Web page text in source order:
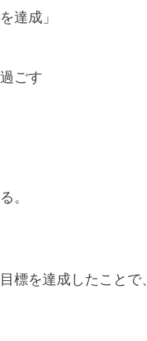
達成」
ごす
。
標を達成したことで、